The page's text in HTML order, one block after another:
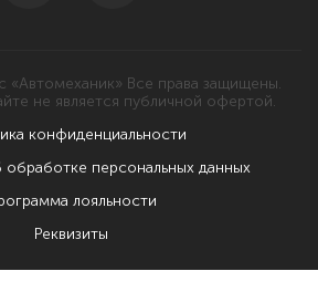
«Автомеханик» Все права защищены.
не является публичной офертой.
конфиденциальности
персональных данных
лояльности
Реквизиты